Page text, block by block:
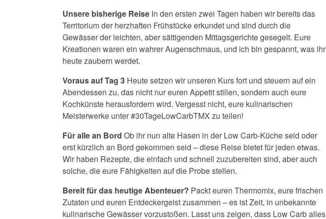
Unsere bisherige Reise In den ersten zwei Tagen haben wir bereits das
Territorium der herzhaften Frühstücke erkundet und sind durch die
Gewässer der leichten, aber sättigenden Mittagsgerichte gesegelt. Eure
Kreationen waren ein wahrer Augenschmaus, und ich bin gespannt, was ihr
heute zaubern werdet.
Voraus auf Tag 3 Heute setzen wir unseren Kurs fort und steuern auf ein
Abendessen zu, das nicht nur euren Appetit stillen, sondern auch eure
Kochkünste herausfordern wird. Vergesst nicht, eure kulinarischen
Meisterwerke unter #30TageLowCarbTMX zu teilen!
Für alle an Bord Ob ihr nun alte Hasen in der Low Carb-Küche seid oder
erst kürzlich an Bord gekommen seid – diese Reise bietet für jeden etwas.
Wir haben Rezepte, die einfach und schnell zuzubereiten sind, aber auch
solche, die eure Fähigkeiten auf die Probe stellen.
Bereit für das heutige Abenteuer? Packt euren Thermomix, eure frischen
Zutaten und euren Entdeckergeist zusammen – es ist Zeit, in unbekannte
kulinarische Gewässer vorzustoßen. Lasst uns zeigen, dass Low Carb alles